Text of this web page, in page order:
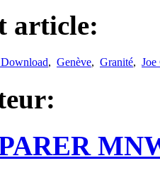
article:
, Genève, Granité, Joe